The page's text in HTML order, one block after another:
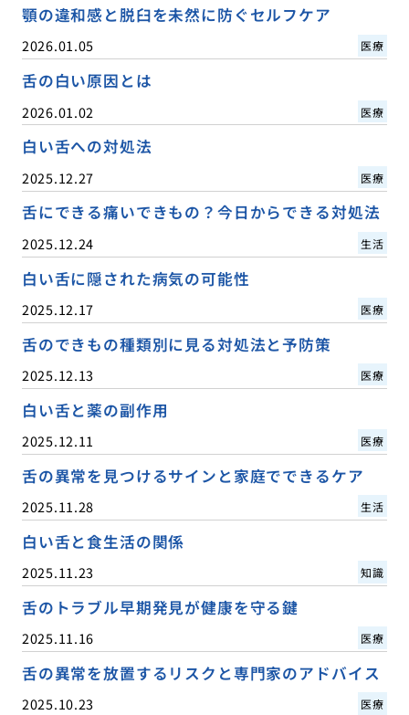
顎の違和感と脱臼を未然に防ぐセルフケア
2026.01.05 医療
舌の白い原因とは
2026.01.02 医療
白い舌への対処法
2025.12.27 医療
舌にできる痛いできもの？今日からできる対処法
2025.12.24 生活
白い舌に隠された病気の可能性
2025.12.17 医療
舌のできもの種類別に見る対処法と予防策
2025.12.13 医療
白い舌と薬の副作用
2025.12.11 医療
舌の異常を見つけるサインと家庭でできるケア
2025.11.28 生活
白い舌と食生活の関係
2025.11.23 知識
舌のトラブル早期発見が健康を守る鍵
2025.11.16 医療
舌の異常を放置するリスクと専門家のアドバイス
2025.10.23 医療